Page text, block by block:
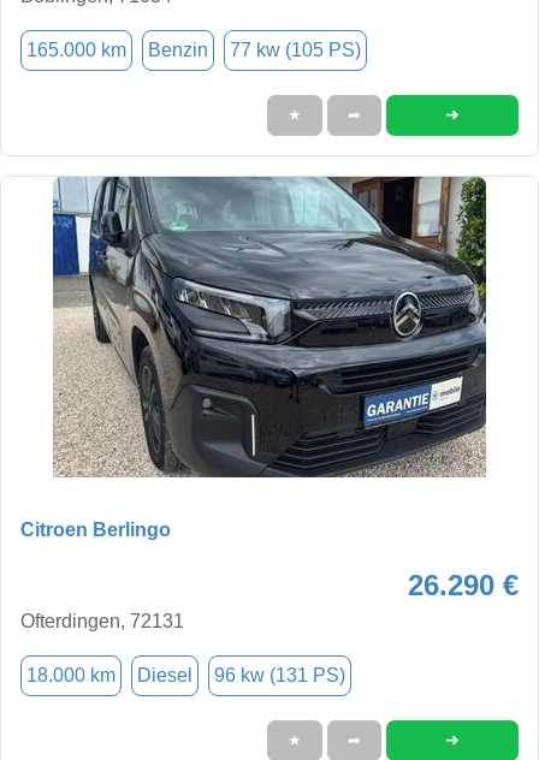
165.000 km Benzin 77 kw (105 PS)
★ ➦ ➜
Citroen Berlingo
26.290 €
Ofterdingen, 72131
18.000 km Diesel 96 kw (131 PS)
★ ➦ ➜